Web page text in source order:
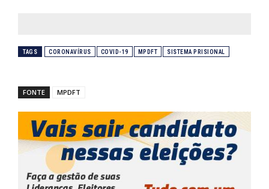
TAGS CORONAVÍRUS COVID-19 MPDFT SISTEMA PRISIONAL
FONTE MPDFT